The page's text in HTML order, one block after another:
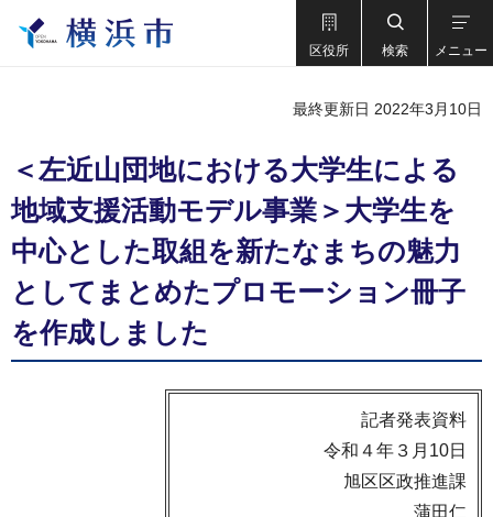
区役所 検索 メニュー
最終更新日 2022年3月10日
＜左近山団地における大学生による
地域支援活動モデル事業＞大学生を
中心とした取組を新たなまちの魅力
としてまとめたプロモーション冊子
を作成しました
記者発表資料
令和４年３月10日
旭区区政推進課
蒲田仁